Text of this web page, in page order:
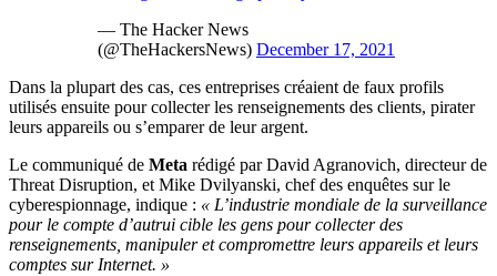
— The Hacker News
(@TheHackersNews) December 17, 2021
Dans la plupart des cas, ces entreprises créaient de faux profils
utilisés ensuite pour collecter les renseignements des clients, pirater
leurs appareils ou s’emparer de leur argent.
Le communiqué de Meta rédigé par David Agranovich, directeur de
Threat Disruption, et Mike Dvilyanski, chef des enquêtes sur le
cyberespionnage, indique : « L’industrie mondiale de la surveillance
pour le compte d’autrui cible les gens pour collecter des
renseignements, manipuler et compromettre leurs appareils et leurs
comptes sur Internet. »